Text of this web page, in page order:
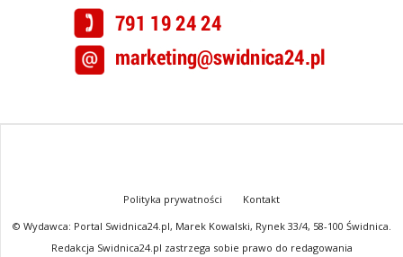
Polityka prywatności
Kontakt
© Wydawca: Portal Swidnica24.pl, Marek Kowalski, Rynek 33/4, 58-100 Świdnica.
Redakcja Swidnica24.pl zastrzega sobie prawo do redagowania